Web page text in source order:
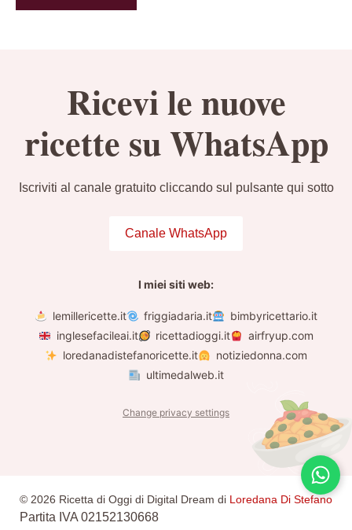
Ricevi le nuove
ricette su WhatsApp
Iscriviti al canale gratuito cliccando sul pulsante qui sotto
Canale WhatsApp
I miei siti web:
lemillericette.it friggiadaria.it
bimbyricettario.it
inglesefacileai.it
ricettadioggi.it
airfryup.com
loredanadistefanoricette.it
notiziedonna.com
ultimedalweb.it
Change privacy settings
© 2026 Ricetta di Oggi di Digital Dream di Loredana Di Stefano
Partita IVA 02152130668